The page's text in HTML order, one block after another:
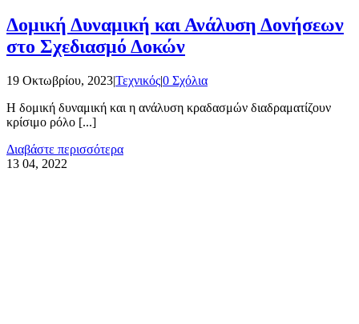
Δομική Δυναμική και Ανάλυση Δονήσεων
στο Σχεδιασμό Δοκών
19 Οκτωβρίου, 2023|Τεχνικός|0 Σχόλια
Η δομική δυναμική και η ανάλυση κραδασμών διαδραματίζουν
κρίσιμο ρόλο [...]
Διαβάστε περισσότερα
13 04, 2022